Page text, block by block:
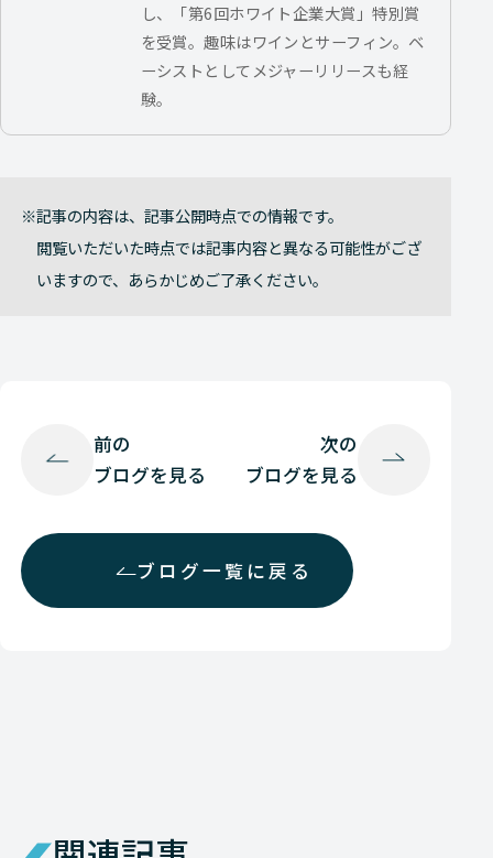
し、「第6回ホワイト企業大賞」特別賞
を受賞。趣味はワインとサーフィン。ベ
ーシストとしてメジャーリリースも経
験。
記事の内容は、記事公開時点での情報です。
閲覧いただいた時点では記事内容と異なる可能性がござ
いますので、あらかじめご了承ください。
前の
ブログを見る
ブログ一覧に戻る
次の
ブログを見る